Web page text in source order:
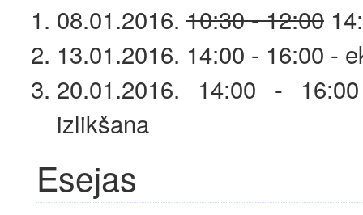
08.01.2016. 10:30 - 12:00
13.01.2016. 14:00 - 16:00 -
20.01.2016. 14:00 -
izlikšana
Esejas